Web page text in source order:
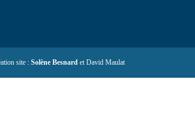
site : Solène Besnard et David Maulat